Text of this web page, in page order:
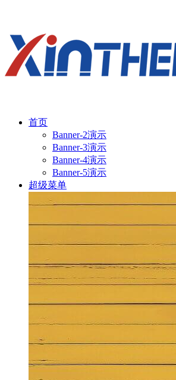
首页
Banner-2演示
Banner-3演示
Banner-4演示
Banner-5演示
超级菜单